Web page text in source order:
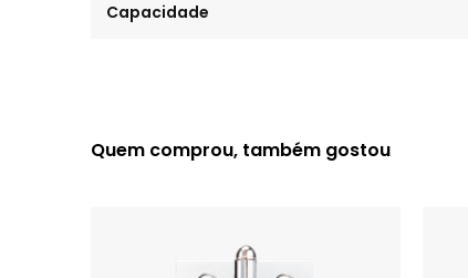
Capacidade
Quem comprou, também gostou